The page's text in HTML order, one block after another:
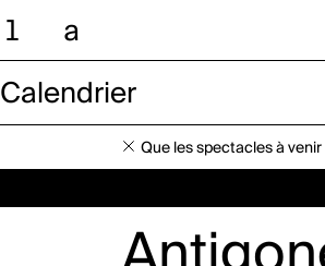
l a
Calendrier
Que les spectacles à venir